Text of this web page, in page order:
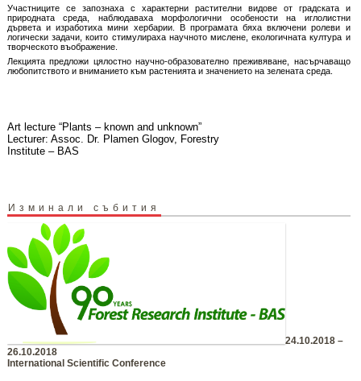
Участниците се запознаха с характерни растителни видове от градската и
природната среда, наблюдаваха морфологични особености на иглолистни
дървета и изработиха мини хербарии. В програмата бяха включени ролеви и
логически задачи, които стимулираха научното мислене, екологичната култура и
творческото въображение.
Лекцията предложи цялостно научно-образователно преживяване, насърчаващо
любопитството и вниманието към растенията и значението на зелената среда.
Art lecture “Plants – known and unknown”
Lecturer: Assoc. Dr. Plamen Glogov, Forestry
Institute – BAS
Изминали събития
24.10.2018 –
26.10.2018
International Scientific Conference